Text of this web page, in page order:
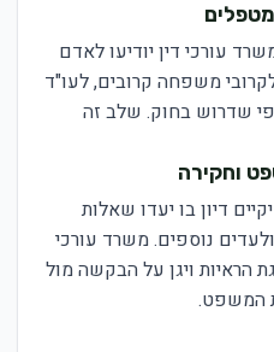
עורכי דין יודיעו לאדם
משפחה קרובים, לעו"ד
שדרוש בחוק. שלב זה
דיון בו יעדו שאלות
נוספים. משרד עורכי
הראיות ויגן על הבקשה מול
המשפט.